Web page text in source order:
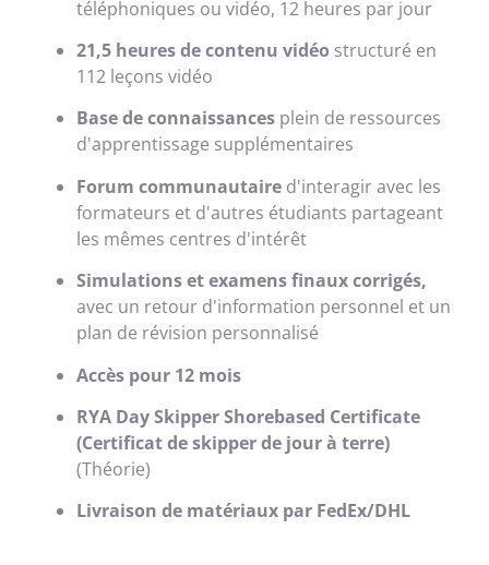
téléphoniques ou vidéo, 12 heures par jour
21,5 heures de contenu vidéo structuré en
112 leçons vidéo
Base de connaissances plein de ressources
d'apprentissage supplémentaires
Forum communautaire d'interagir avec les
formateurs et d'autres étudiants partageant
les mêmes centres d'intérêt
Simulations et examens finaux corrigés,
avec un retour d'information personnel et un
plan de révision personnalisé
Accès pour 12 mois
RYA Day Skipper Shorebased Certificate
(Certificat de skipper de jour à terre)
(Théorie)
Livraison de matériaux par FedEx/DHL